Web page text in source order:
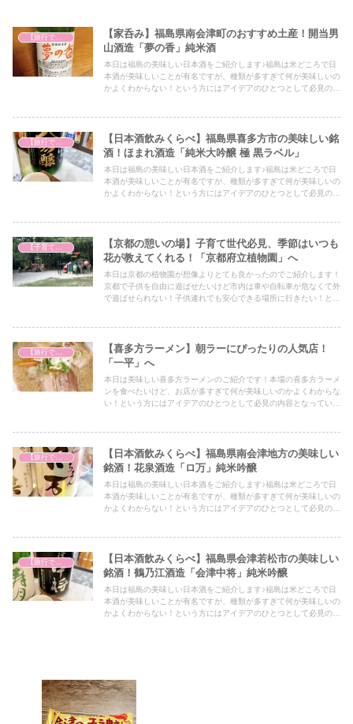
【旅行で心を癒そう】
【家呑み】福島県南会津町のおすすめ土産！開当男
山酒造「夢の香」純米酒
本日は福島の美味しい日本酒をご紹介します♪福島は米どころで日
本酒が美味しいことが有名ですが、種類が多すぎて何が美味しいの
かよくわからない！という方にはアイデアのひとつとして必見の内
【旅行で心を癒そう】
【日本酒飲みくらべ】福島県喜多方市の美味しい銘
酒！ほまれ酒造「純米大吟醸 極 黒ラベル」
本日は福島の美味しい日本酒をご紹介します♪福島は米どころで日
本酒が美味しいことが有名ですが、種類が多すぎて何が美味しいの
かよくわからない！という方にはアイデアのひとつとして必見の内
【子育て奮闘記】
【京都の憩いの場】子育て世代必見、季節はいつも
花が教えてくれる！「京都府立植物園」へ
本日は京都の植物園が想像よりとても良かったのでご紹介します！
京都で子供を自由に遊ばせたいけど市内は車や自転車が危なくて外
で遊ばせられない！子供連れでも安心できる場所に行きたい！とい
【旅行で心を癒そう】
【喜多方ラーメン】朝ラーにぴったりの人気店！
「一平」へ
本日は美味しい喜多方ラーメンのご紹介です！本場の喜多方ラーメ
ンを食べたいけど、お店が多すぎて何が美味しいのかよくわからな
い！という方にはアイデアのひとつとして必見の内容となっていま
【日本酒飲みくらべ】福島県南会津地方の美味しい
銘酒！花泉酒造「ロ万」純米吟醸
本日は福島の美味しい日本酒をご紹介します♪福島は米どころで日
本酒が美味しいことが有名ですが、種類が多すぎて何が美味しいの
かよくわからない！という方にはアイデアのひとつとして必見の内
【日本酒飲みくらべ】福島県会津若松市の美味しい
銘酒！鶴乃江酒造「会津中将」純米吟醸
本日は福島の美味しい日本酒をご紹介します♪福島は米どころで日
本酒が美味しいことが有名ですが、種類が多すぎて何が美味しいの
かよくわからない！という方にはアイデアのひとつとして必見の内